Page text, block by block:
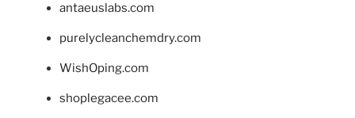
antaeuslabs.com
purelycleanchemdry.com
WishOping.com
shoplegacee.com